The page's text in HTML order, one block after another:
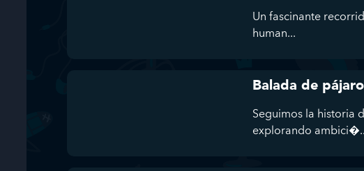
Un fascinante
human...
Balada de
Seguimos la historia
explorando